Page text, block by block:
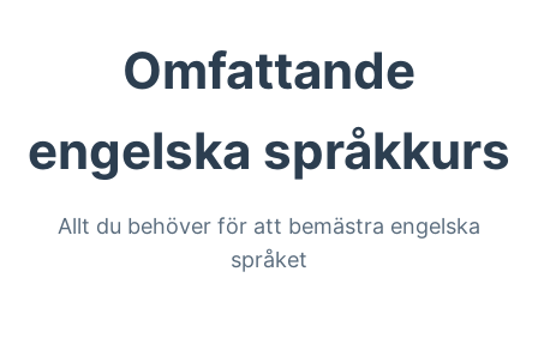
Omfattande
engelska språkkurs
Allt du behöver för att bemästra engelska
språket